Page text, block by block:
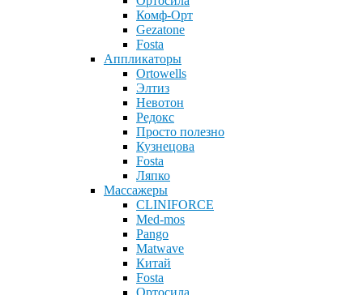
Комф-Орт
Gezatone
Fosta
Аппликаторы
Ortowells
Элтиз
Невотон
Редокс
Просто полезно
Кузнецова
Fosta
Ляпко
Массажеры
CLINIFORCE
Med-mos
Pango
Matwave
Китай
Fosta
Ортосила